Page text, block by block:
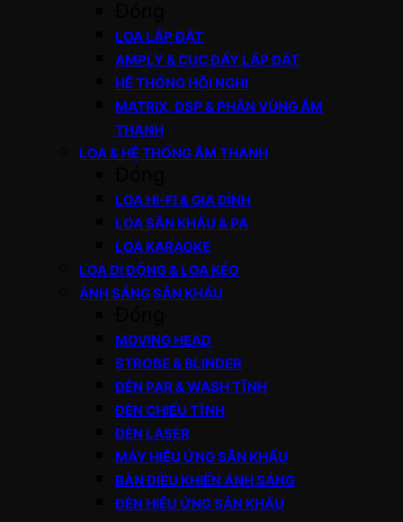
LOA LẮP ĐẶT
AMPLY & CỤC ĐẨY LẮP ĐẶT
HỆ THỐNG HỘI NGHỊ
MATRIX, DSP & PHÂN VÙNG ÂM
THANH
LOA & HỆ THỐNG ÂM THANH
LOA HI-FI & GIA ĐÌNH
LOA SÂN KHẤU & PA
LOA KARAOKE
LOA DI ĐỘNG & LOA KÉO
ÁNH SÁNG SÂN KHẤU
MOVING HEAD
STROBE & BLINDER
ĐÈN PAR & WASH TĨNH
ĐÈN CHIẾU TĨNH
ĐÈN LASER
MÁY HIỆU ỨNG SÂN KHẤU
BÀN ĐIỀU KHIỂN ÁNH SÁNG
ĐÈN HIỆU ỨNG SÂN KHẤU